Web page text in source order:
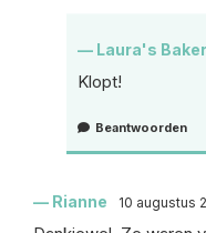
Laura's
Klopt!
Beantwoorden
Rianne 10 augustus